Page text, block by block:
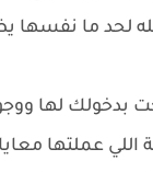
لحد ما نفسها
بدخولك لها
عملتها